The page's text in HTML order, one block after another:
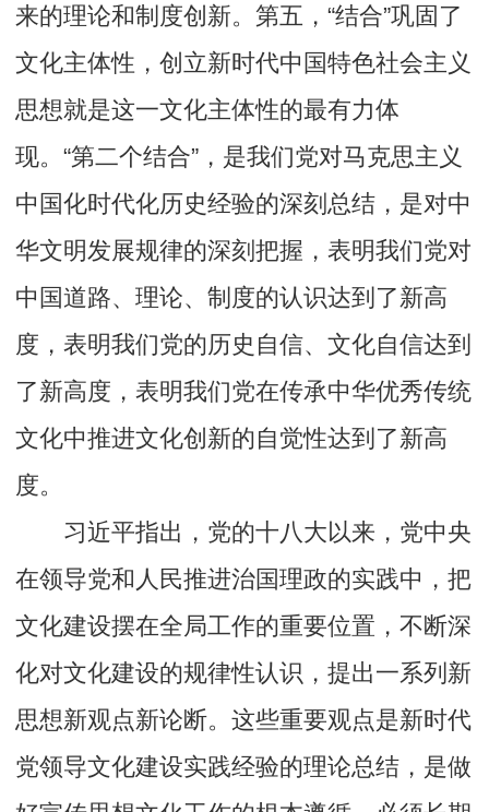
来的理论和制度创新。第五，“结合”巩固了
文化主体性，创立新时代中国特色社会主义
思想就是这一文化主体性的最有力体
现。“第二个结合”，是我们党对马克思主义
中国化时代化历史经验的深刻总结，是对中
华文明发展规律的深刻把握，表明我们党对
中国道路、理论、制度的认识达到了新高
度，表明我们党的历史自信、文化自信达到
了新高度，表明我们党在传承中华优秀传统
文化中推进文化创新的自觉性达到了新高
度。
习近平指出，党的十八大以来，党中央
在领导党和人民推进治国理政的实践中，把
文化建设摆在全局工作的重要位置，不断深
化对文化建设的规律性认识，提出一系列新
思想新观点新论断。这些重要观点是新时代
党领导文化建设实践经验的理论总结，是做